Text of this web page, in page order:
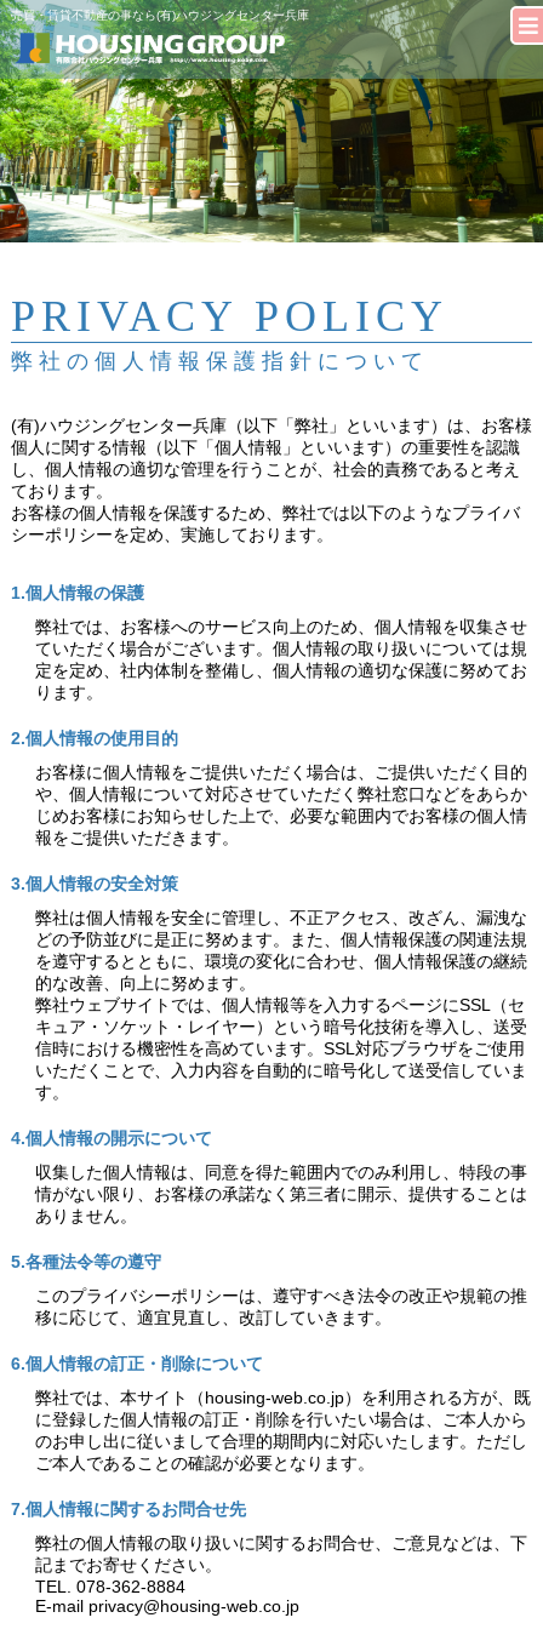
売買・賃貸不動産の事なら(有)ハウジングセンター兵庫
PRIVACY POLICY
弊社の個人情報保護指針について
(有)ハウジングセンター兵庫（以下「弊社」といいます）は、お客様
個人に関する情報（以下「個人情報」といいます）の重要性を認識
し、個人情報の適切な管理を行うことが、社会的責務であると考え
ております。
お客様の個人情報を保護するため、弊社では以下のようなプライバ
シーポリシーを定め、実施しております。
1.個人情報の保護
弊社では、お客様へのサービス向上のため、個人情報を収集させ
ていただく場合がございます。個人情報の取り扱いについては規
定を定め、社内体制を整備し、個人情報の適切な保護に努めてお
ります。
2.個人情報の使用目的
お客様に個人情報をご提供いただく場合は、ご提供いただく目的
や、個人情報について対応させていただく弊社窓口などをあらか
じめお客様にお知らせした上で、必要な範囲内でお客様の個人情
報をご提供いただきます。
3.個人情報の安全対策
弊社は個人情報を安全に管理し、不正アクセス、改ざん、漏洩な
どの予防並びに是正に努めます。また、個人情報保護の関連法規
を遵守するとともに、環境の変化に合わせ、個人情報保護の継続
的な改善、向上に努めます。
弊社ウェブサイトでは、個人情報等を入力するページにSSL（セ
キュア・ソケット・レイヤー）という暗号化技術を導入し、送受
信時における機密性を高めています。SSL対応ブラウザをご使用
いただくことで、入力内容を自動的に暗号化して送受信していま
す。
4.個人情報の開示について
収集した個人情報は、同意を得た範囲内でのみ利用し、特段の事
情がない限り、お客様の承諾なく第三者に開示、提供することは
ありません。
5.各種法令等の遵守
このプライバシーポリシーは、遵守すべき法令の改正や規範の推
移に応じて、適宜見直し、改訂していきます。
6.個人情報の訂正・削除について
弊社では、本サイト（housing-web.co.jp）を利用される方が、既
に登録した個人情報の訂正・削除を行いたい場合は、ご本人から
のお申し出に従いまして合理的期間内に対応いたします。ただし
ご本人であることの確認が必要となります。
7.個人情報に関するお問合せ先
弊社の個人情報の取り扱いに関するお問合せ、ご意見などは、下
記までお寄せください。
TEL. 078-362-8884
E-mail privacy@housing-web.co.jp